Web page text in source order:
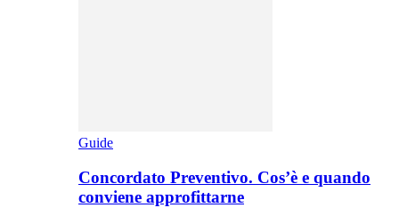
Guide
Concordato Preventivo. Cos’è e quando
conviene approfittarne